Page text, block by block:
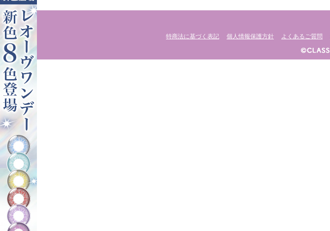
特商法に基づく表記 個人情報保護方針 よくあるご質問